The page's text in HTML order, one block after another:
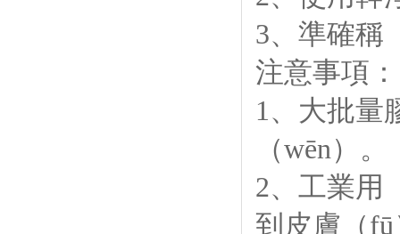
3、準確稱
注意事項：
1、大批量
（wēn）。
2、工業用
到皮膚（